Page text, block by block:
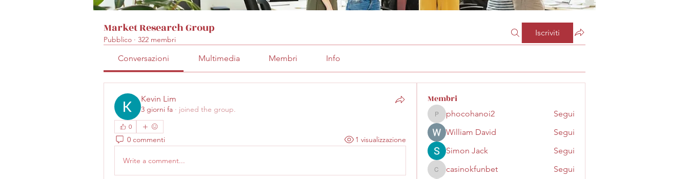
Market Research Group
Pubblico · 322 membri
Iscriviti
Conversazioni Multimedia Membri Info
Kevin Lim
3 giorni fa · joined the group.
0
0 commenti 1 visualizzazione
Write a comment...
Membri
phocohanoi2
phocohanoi2
Segui
William David
Segui
Simon Jack
Segui
casinokfunbet
casinokfunbet Segui